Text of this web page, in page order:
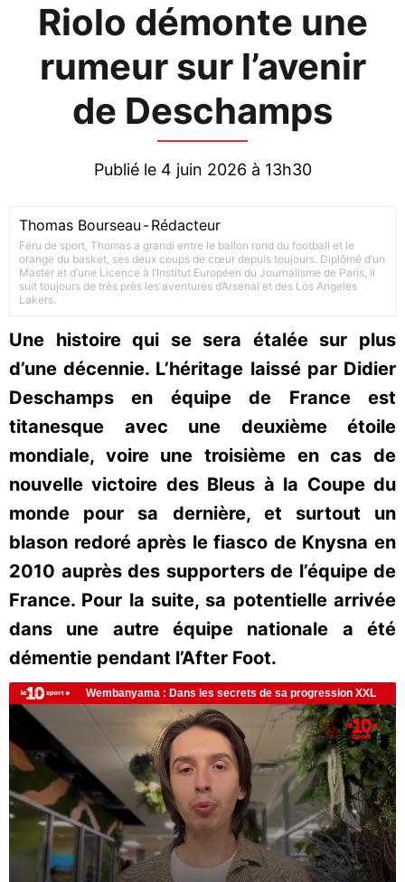
Riolo démonte une
rumeur sur l’avenir
de Deschamps
Publié le 4 juin 2026 à 13h30
Thomas Bourseau -Rédacteur
Féru de sport, Thomas a grandi entre le ballon rond du football et le
orange du basket, ses deux coups de cœur depuis toujours. Diplômé d’un
Master et d’une Licence à l’Institut Européen du Journalisme de Paris, il
suit toujours de très près les aventures d’Arsenal et des Los Angeles
Lakers.
Une histoire qui se sera étalée sur plus
d’une décennie. L’héritage laissé par Didier
Deschamps en équipe de France est
titanesque avec une deuxième étoile
mondiale, voire une troisième en cas de
nouvelle victoire des Bleus à la Coupe du
monde pour sa dernière, et surtout un
blason redoré après le fiasco de Knysna en
2010 auprès des supporters de l’équipe de
France. Pour la suite, sa potentielle arrivée
dans une autre équipe nationale a été
démentie pendant l’After Foot.